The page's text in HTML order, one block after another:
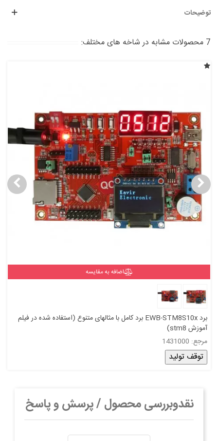
توضیحات
7 محصولات مشابه در شاخه های مختلف:
اضافه به مقایسه
برد EWB-STM8S10x برد کامل با مثالهای متنوع (استفاده شده در فیلم
آموزش stm8)
مرجع: 1431000
توقف تولید
نقدوبررسی محصول / پرسش و پاسخ